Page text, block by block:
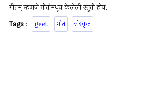
गीतम् म्हणजे गीतांमधून केलेली स्तुती होय.
Tags : geet गीत संस्कृत